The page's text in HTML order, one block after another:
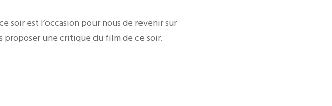
soir est l’occasion pour nous de revenir sur
proposer une critique du film de ce soir.